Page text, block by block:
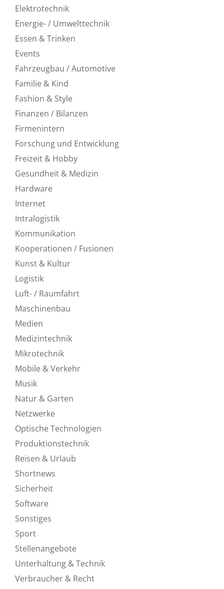
Elektrotechnik
Energie- / Umwelttechnik
Essen & Trinken
Events
Fahrzeugbau / Automotive
Familie & Kind
Fashion & Style
Finanzen / Bilanzen
Firmenintern
Forschung und Entwicklung
Freizeit & Hobby
Gesundheit & Medizin
Hardware
Internet
Intralogistik
Kommunikation
Kooperationen / Fusionen
Kunst & Kultur
Logistik
Luft- / Raumfahrt
Maschinenbau
Medien
Medizintechnik
Mikrotechnik
Mobile & Verkehr
Musik
Natur & Garten
Netzwerke
Optische Technologien
Produktionstechnik
Reisen & Urlaub
Shortnews
Sicherheit
Software
Sonstiges
Sport
Stellenangebote
Unterhaltung & Technik
Verbraucher & Recht